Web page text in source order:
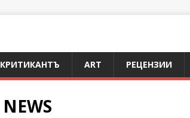
КРИТИКАНТЪ ART РЕЦЕНЗИИ
NEWS